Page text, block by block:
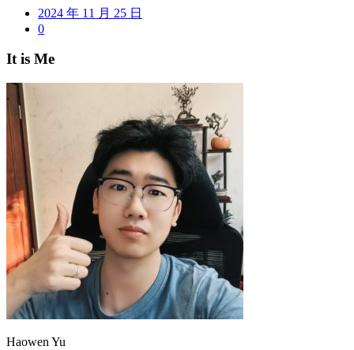
2024 年 11 月 25 日
0
It is Me
Haowen Yu